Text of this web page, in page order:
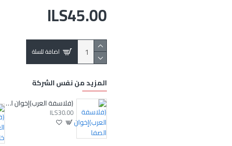
ILS45.00
اضافة للسلة
المزيد من نفس الشركة
(فلاسفة العرب)إخوان الصفا
ILS30.00